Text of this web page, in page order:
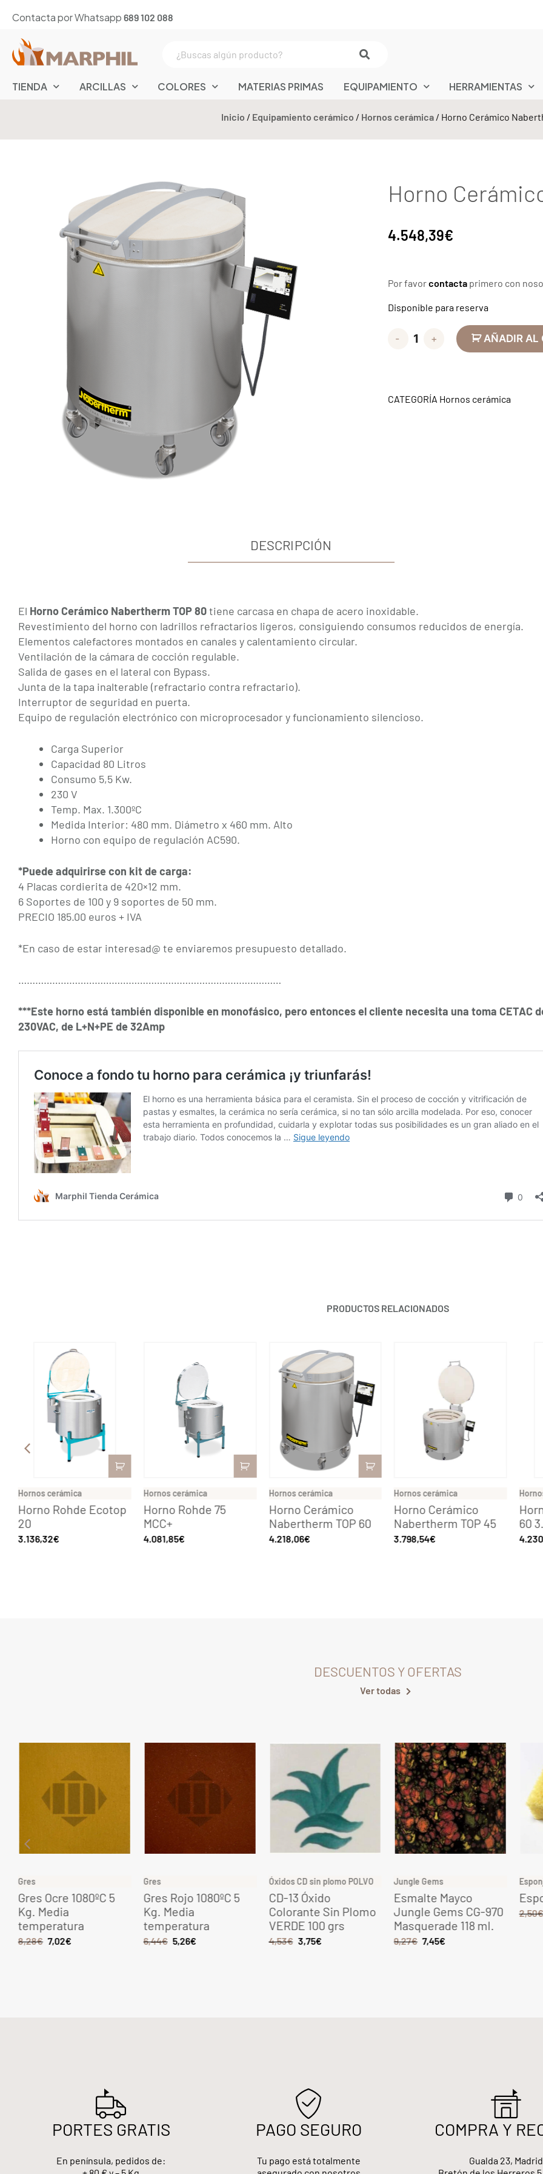
Contacta por Whatsapp 689 102 088
TIENDA ARCILLAS COLORES MATERIAS PRIMAS EQUIPAMIENTO HERRAMIENTAS
Inicio / Equipamiento cerámico / Hornos cerámica/ Horno Cerámico
Horno
4.548,39€
Por favorcontactaprimero con
Disponible para reserva
- + AÑADIR AL
CATEGORÍA Hornos cerámica
DESCRIPCIÓN
El Horno Cerámico Nabertherm TOP 80tiene carcasa en chapa de acero inoxidable.
Revestimiento del horno con ladrillos refractarios ligeros, consiguiendo consumos reducidos de energía.
Elementos calefactores montados en canales y calentamiento circular.
Ventilación de la cámara de cocción regulable.
Salida de gases en el lateral con Bypass.
Junta de la tapa inalterable (refractario contra refractario).
Interruptor de seguridad en puerta.
Equipo de regulación electrónico con microprocesador y funcionamiento silencioso.
Carga Superior
Capacidad 80 Litros
Consumo 5,5 Kw.
230 V
Temp. Max. 1.300ºC
Medida Interior: 480 mm. Diámetro x 460 mm. Alto
Horno con equipo de regulación AC590.
*Puede adquirirse con kit de carga:
4 Placas cordierita de 420×12 mm.
6 Soportes de 100 y 9 soportes de 50 mm.
PRECIO 185.00 euros + IVA
*En caso de estar interesad@ te enviaremos presupuesto detallado.
…………………………………………………………………………………
***Este horno está también disponible en monofásico, pero entonces el cliente necesita una toma CETAC
230VAC, de L+N+PE de 32Amp
PRODUCTOS RELACIONADOS
Hornos cerámica
Horno Rohde Ecotop
20
3.136,32€
Hornos cerámica
Horno Rohde 75
MCC+
4.081,85€
Hornos cerámica
Horno Cerámico
Nabertherm TOP 60
4.218,06€
Hornos cerámica
Horno Cerámico
Nabertherm TOP 45
3.798,54€
60
DESCUENTOS Y OFERTAS
Ver todas
Gres
Gres Ocre 1080ºC 5
Kg. Media
temperatura
8,28€ 7,02€
Gres
Gres Rojo 1080ºC 5
Kg. Media
temperatura
6,44€ 5,26€
Óxidos CD sin plomo POLVO
CD-13 Óxido
Colorante Sin Plomo
VERDE 100 grs
4,53€ 3,75€
Jungle Gems
Esmalte Mayco
Jungle Gems CG-970
Masquerade 118 ml.
9,27€ 7,45€
2,50€
PORTES GRATIS
En península, pedidos de:
PAGO SEGURO
Tu pago está totalmente
COMPRA Y
Gualda 23, Madrid